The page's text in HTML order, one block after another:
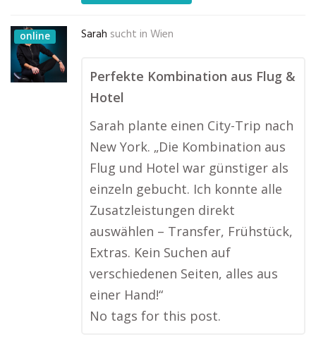
online Sarah sucht in Wien
Perfekte Kombination aus Flug &
Hotel
Sarah plante einen City-Trip nach
New York. „Die Kombination aus
Flug und Hotel war günstiger als
einzeln gebucht. Ich konnte alle
Zusatzleistungen direkt
auswählen – Transfer, Frühstück,
Extras. Kein Suchen auf
verschiedenen Seiten, alles aus
einer Hand!“
No tags for this post.